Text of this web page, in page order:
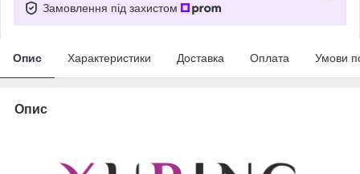
Замовлення під захистом
Опис Характеристики Доставка Оплата Умови
Опис